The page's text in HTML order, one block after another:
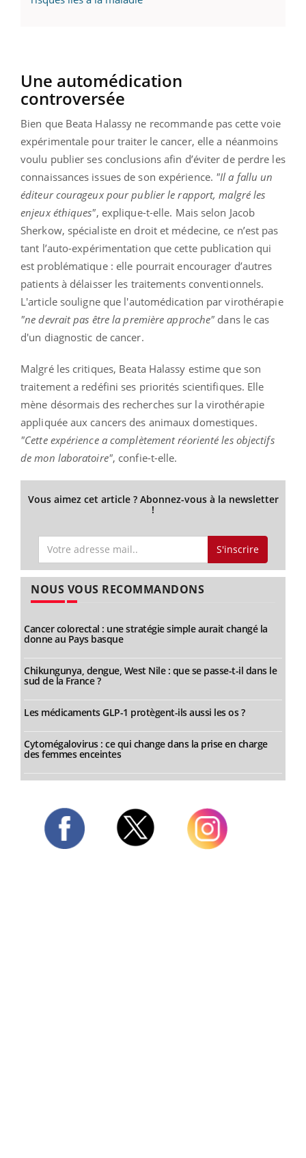
Une automédication
controversée
Bien que Beata Halassy ne recommande pas cette voie
expérimentale pour traiter le cancer, elle a néanmoins
voulu publier ses conclusions afin d’éviter de perdre les
connaissances issues de son expérience. "Il a fallu un
éditeur courageux pour publier le rapport, malgré les
enjeux éthiques", explique-t-elle. Mais selon Jacob
Sherkow, spécialiste en droit et médecine, ce n’est pas
tant l’auto-expérimentation que cette publication qui
est problématique : elle pourrait encourager d’autres
patients à délaisser les traitements conventionnels.
L'article souligne que l'automédication par virothérapie
"ne devrait pas être la première approche" dans le cas
d'un diagnostic de cancer.
Malgré les critiques, Beata Halassy estime que son
traitement a redéfini ses priorités scientifiques. Elle
mène désormais des recherches sur la virothérapie
appliquée aux cancers des animaux domestiques.
"Cette expérience a complètement réorienté les objectifs
de mon laboratoire", confie-t-elle.
Vous aimez cet article ? Abonnez-vous à la newsletter
!
S'inscrire
NOUS VOUS RECOMMANDONS
Cancer colorectal : une stratégie simple aurait changé la
donne au Pays basque
Chikungunya, dengue, West Nile : que se passe-t-il dans le
sud de la France ?
Les médicaments GLP-1 protègent-ils aussi les os ?
Cytomégalovirus : ce qui change dans la prise en charge
des femmes enceintes